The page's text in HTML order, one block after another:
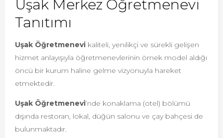
Uşak Merkez Öğretmenevi
Tanıtımı
Uşak Öğretmenevi kaliteli, yenilikçi ve sürekli gelişen
hizmet anlayışıyla öğretmenevlerinin örnek model aldığı
öncü bir kurum haline gelme vizyonuyla hareket
etmektedir.
Uşak Öğretmenevi‘nde konaklama (otel) bölümü
dışında restoran, lokal, düğün salonu ve çay bahçesi de
bulunmaktadır.